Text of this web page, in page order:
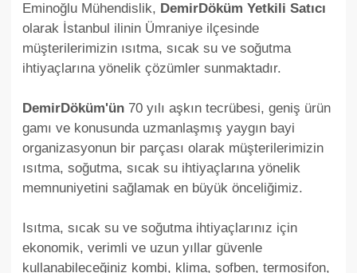
Eminoğlu Mühendislik, DemirDöküm Yetkili Satıcı
olarak İstanbul ilinin Ümraniye ilçesinde
müşterilerimizin ısıtma, sıcak su ve soğutma
ihtiyaçlarına yönelik çözümler sunmaktadır.
DemirDöküm'ün 70 yılı aşkın tecrübesi, geniş ürün
gamı ve konusunda uzmanlaşmış yaygın bayi
organizasyonun bir parçası olarak müşterilerimizin
ısıtma, soğutma, sıcak su ihtiyaçlarına yönelik
memnuniyetini sağlamak en büyük önceliğimiz.
Isıtma, sıcak su ve soğutma ihtiyaçlarınız için
ekonomik, verimli ve uzun yıllar güvenle
kullanabileceğiniz kombi, klima, şofben, termosifon,